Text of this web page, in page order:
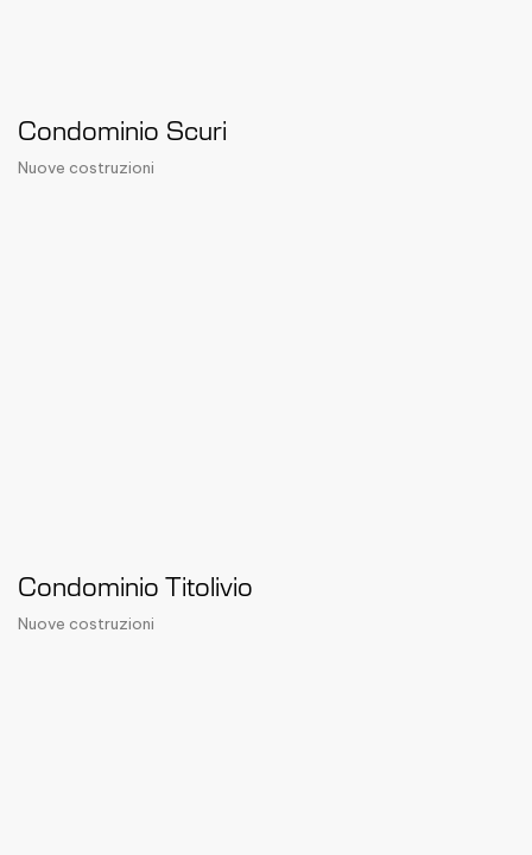
Condominio Scuri
Nuove costruzioni
Condominio Titolivio
Nuove costruzioni